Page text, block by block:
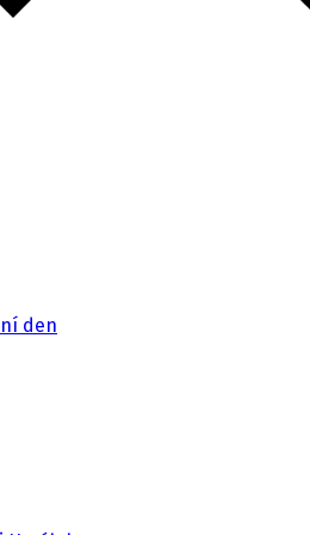
den